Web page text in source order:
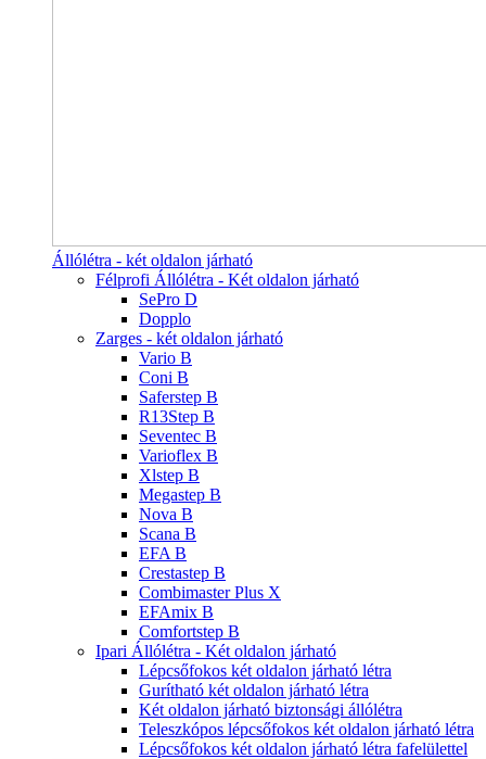
Állólétra - két oldalon járható
Félprofi Állólétra - Két oldalon járható
SePro D
Dopplo
Zarges - két oldalon járható
Vario B
Coni B
Saferstep B
R13Step B
Seventec B
Varioflex B
Xlstep B
Megastep B
Nova B
Scana B
EFA B
Crestastep B
Combimaster Plus X
EFAmix B
Comfortstep B
Ipari Állólétra - Két oldalon járható
Lépcsőfokos két oldalon járható létra
Gurítható két oldalon járható létra
Két oldalon járható biztonsági állólétra
Teleszkópos lépcsőfokos két oldalon járható létra
Lépcsőfokos két oldalon járható létra fafelülettel